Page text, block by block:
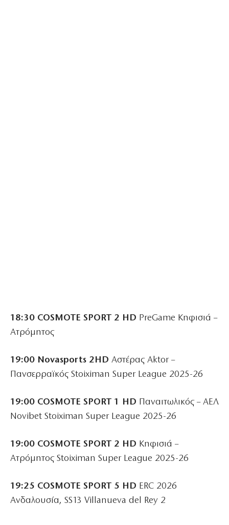
18:30 COSMOTE SPORT 2 HD PreGame Κηφισιά –
Ατρόμητος
19:00 Novasports 2HD Αστέρας Aktor –
Πανσερραϊκός Stoiximan Super League 2025-26
19:00 COSMOTE SPORT 1 HD Παναιτωλικός – ΑΕΛ
Novibet Stoiximan Super League 2025-26
19:00 COSMOTE SPORT 2 HD Κηφισιά –
Ατρόμητος Stoiximan Super League 2025-26
19:25 COSMOTE SPORT 5 HD ERC 2026
Ανδαλουσία, SS13 Villanueva del Rey 2